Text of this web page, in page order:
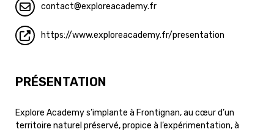
contact exploreacademy.fr
https://www.exploreacademy.fr/presentation
PRÉSENTATION
Explore Academy s’implante à Frontignan, au cœur d’un
territoire naturel préservé, propice à l’expérimentation, à